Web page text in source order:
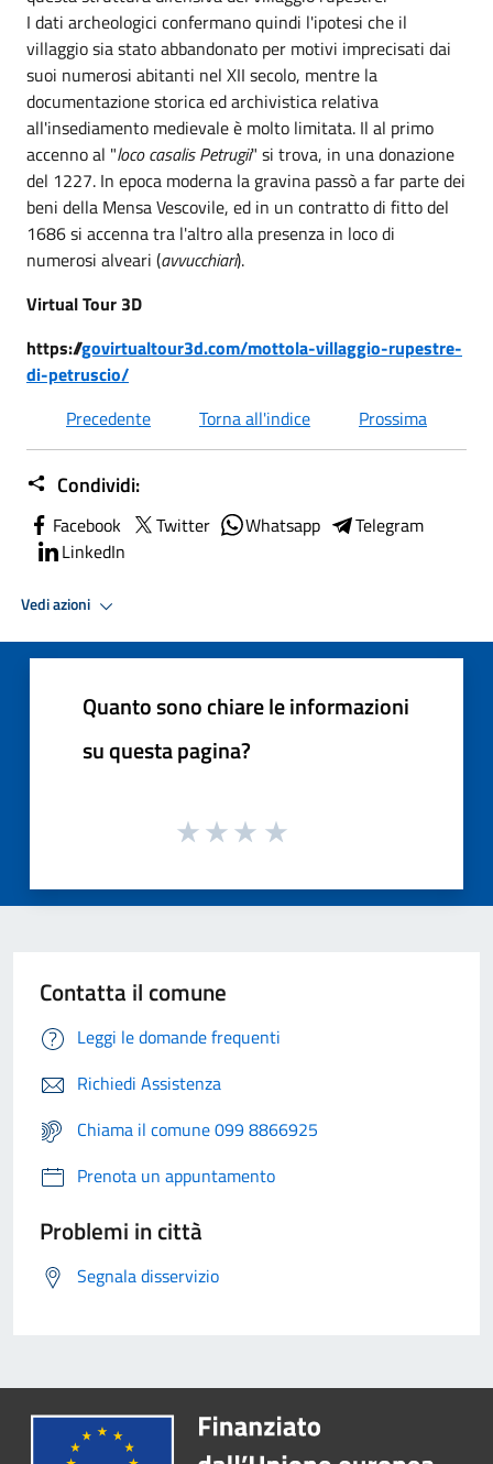
I dati archeologici confermano quindi l'ipotesi che il
villaggio sia stato abbandonato per motivi imprecisati dai
suoi numerosi abitanti nel XII secolo, mentre la
documentazione storica ed archivistica relativa
all'insediamento medievale è molto limitata. Il al primo
accenno al "loco casalis Petrugii" si trova, in una donazione
del 1227. In epoca moderna la gravina passò a far parte dei
beni della Mensa Vescovile, ed in un contratto di fitto del
1686 si accenna tra l'altro alla presenza in loco di
numerosi alveari (avvucchiari).
Virtual Tour 3D
https://govirtualtour3d.com/mottola-villaggio-rupestre-
di-petruscio/
Precedente
Torna all'indice Prossima
Condividi:
Facebook Twitter Whatsapp
Telegram
LinkedIn
Vedi azioni
Quanto sono chiare le informazioni
su questa pagina?
Contatta il comune
Leggi le domande frequenti
Richiedi Assistenza
Chiama il comune 099 8866925
Prenota un appuntamento
Problemi in città
Segnala disservizio